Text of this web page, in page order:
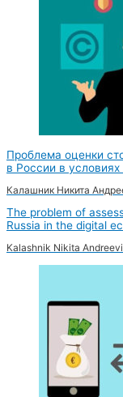
Проблема оценки
в России в
Калашник Никита
The problem of
Russia in the digital
Kalashnik Nikita